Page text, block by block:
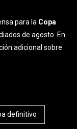
para la Copa
de agosto. En
adicional sobre
definitivo